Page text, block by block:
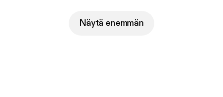
Näytä enemmän